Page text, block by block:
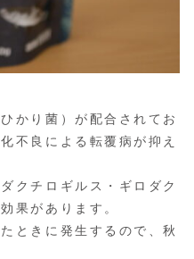
かり菌）が配合されてお
不良による転覆病が抑え
クチロギルス・ギロダク
果があります。
ときに発生するので、秋